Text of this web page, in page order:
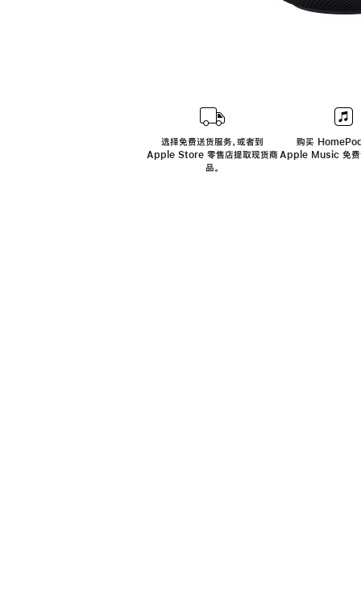
选择免费送货服务，或者到
Apple Store 零售店提取现货商
品。
购买
Apple Music 免费